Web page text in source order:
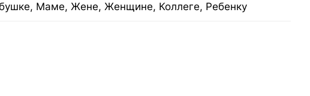
Маме, Жене, Женщине, Коллеге, Ребенку